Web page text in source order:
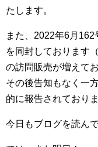
たします。
また、2022年6月
を同封しております
の訪問販売が増えて
その後告知もなく一
的に報告されており
今日もブログを読ん